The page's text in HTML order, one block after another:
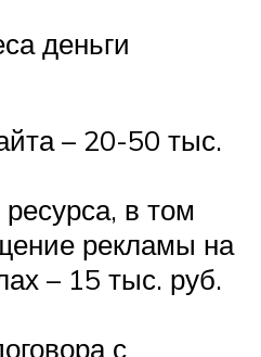
деньги
– 20-50 тыс.
в том
рекламы на
– 15 тыс. руб.
с